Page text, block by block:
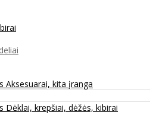
Aksesuarai, kita įranga
Dėklai, krepšiai, dėžės, kibirai